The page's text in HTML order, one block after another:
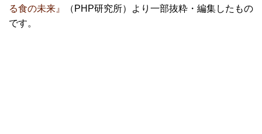
る食の未来』
（PHP研究所）より一部抜粋・編集したもの
です。